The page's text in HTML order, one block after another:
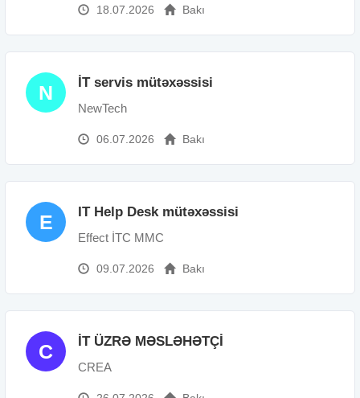
18.07.2026 Bakı
N İT servis mütəxəssisi
NewTech
06.07.2026 Bakı
E IT Help Desk mütəxəssisi
Effect İTC MMC
09.07.2026 Bakı
C İT ÜZRƏ MƏSLƏHƏTÇİ
CREA